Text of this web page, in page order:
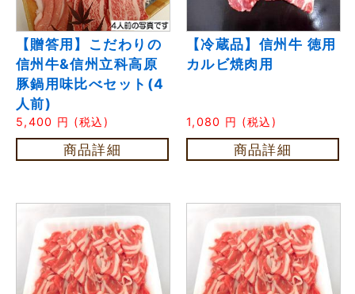
【贈答用】こだわりの
信州牛&信州立科高原
豚鍋用味比べセット(4
人前)
5,400 円 (税込)
商品詳細
【冷蔵品】信州牛 徳用
カルビ焼肉用
1,080 円 (税込)
商品詳細